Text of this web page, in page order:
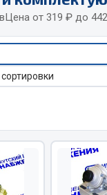
на колеса BOHU
Цена от 319 ₽ до